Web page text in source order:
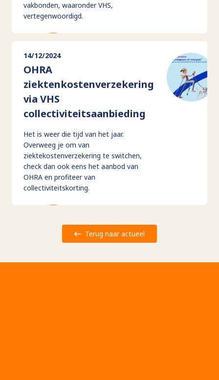
vakbonden, waaronder VHS,
vertegenwoordigd.
14/12/2024
OHRA
ziektenkostenverzekering
via VHS
collectiviteitsaanbieding
Het is weer die tijd van het jaar.
Overweeg je om van
ziektekostenverzekering te switchen,
check dan ook eens het aanbod van
OHRA en profiteer van
collectiviteitskorting.
Terug naar actueel